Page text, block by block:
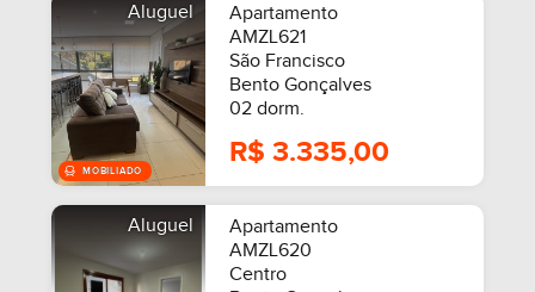
MOBILIADO
Aluguel
Apartamento
AMZL621
São Francisco
Bento Gonçalves
02 dorm.
R$ 3.335,00
Aluguel
Apartamento
AMZL620
Centro